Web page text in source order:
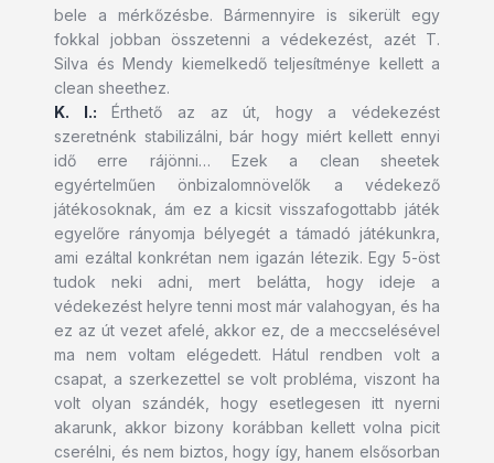
bele a mérkőzésbe. Bármennyire is sikerült egy
fokkal jobban összetenni a védekezést, azét T.
Silva és Mendy kiemelkedő teljesítménye kellett a
clean sheethez.
K. I.: Érthető az az út, hogy a védekezést
szeretnénk stabilizálni, bár hogy miért kellett ennyi
idő erre rájönni… Ezek a clean sheetek
egyértelműen önbizalomnövelők a védekező
játékosoknak, ám ez a kicsit visszafogottabb játék
egyelőre rányomja bélyegét a támadó játékunkra,
ami ezáltal konkrétan nem igazán létezik. Egy 5-öst
tudok neki adni, mert belátta, hogy ideje a
védekezést helyre tenni most már valahogyan, és ha
ez az út vezet afelé, akkor ez, de a meccselésével
ma nem voltam elégedett. Hátul rendben volt a
csapat, a szerkezettel se volt probléma, viszont ha
volt olyan szándék, hogy esetlegesen itt nyerni
akarunk, akkor bizony korábban kellett volna picit
cserélni, és nem biztos, hogy így, hanem elsősorban